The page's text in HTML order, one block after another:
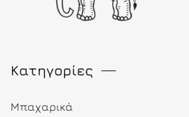
Κατηγορίες
Μπαχαρικά